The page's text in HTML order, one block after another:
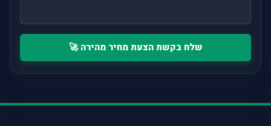
שלח בקשת הצעת מחיר מהירה 🚀